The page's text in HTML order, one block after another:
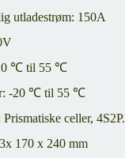
utladestrøm: 150A
0 ℃ til 55 ℃
-20 ℃ til 55 ℃
celler, 4S2P.
170 x 240 mm